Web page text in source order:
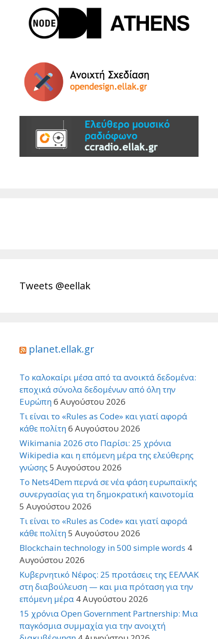
Tweets @eellak
planet.ellak.gr
Το καλοκαίρι μέσα από τα ανοικτά δεδομένα:
εποχικά σύνολα δεδομένων από όλη την
Ευρώπη6 Αυγούστου 2026
Τι είναι το «Rules as Code» και γιατί αφορά
κάθε πολίτη6 Αυγούστου 2026
Wikimania 2026 στο Παρίσι: 25 χρόνια
Wikipedia και η επόμενη μέρα της ελεύθερης
γνώσης 5 Αυγούστου 2026
Το Nets4Dem περνά σε νέα φάση ευρωπαϊκής
συνεργασίας για τη δημοκρατική καινοτομία
5 Αυγούστου 2026
Τι είναι το «Rules as Code» και γιατί αφορά
κάθε πολίτη5 Αυγούστου 2026
Blockchain technology in 500 simple words 4
Αυγούστου 2026
Κυβερνητικό Νέφος: 25 προτάσεις της ΕΕΛΛΑΚ
στη διαβούλευση — και μια πρόταση για την
επόμενη μέρα 4 Αυγούστου 2026
15 χρόνια Open Government Partnership: Μια
παγκόσμια συμμαχία για την ανοιχτή